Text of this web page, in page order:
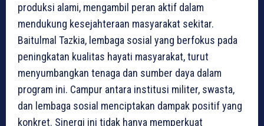
produksi alami, mengambil peran aktif dalam
mendukung kesejahteraan masyarakat sekitar.
Baitulmal Tazkia, lembaga sosial yang berfokus pada
peningkatan kualitas hayati masyarakat, turut
menyumbangkan tenaga dan sumber daya dalam
program ini. Campur antara institusi militer, swasta,
dan lembaga sosial menciptakan dampak positif yang
konkret. Sinergi ini tidak hanya memperkuat